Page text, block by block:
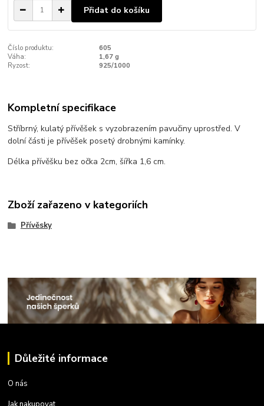
Přidat do košíku
Číslo produktu:
605
Váha:
1,67 g
Ryzost:
925/1000
Kompletní specifikace
Stříbrný, kulatý přívěšek s vyzobrazením pavučiny uprostřed. V
dolní části je přívěšek posetý drobnými kamínky.
Délka přívěšku bez očka 2cm, šířka 1,6 cm.
Zboží zařazeno v kategoriích
Přívěsky
Důležité informace
O nás